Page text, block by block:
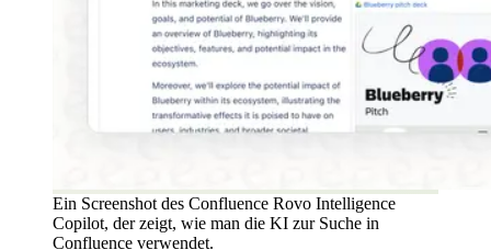
Ein Screenshot des Confluence Rovo Intelligence
Copilot, der zeigt, wie man die KI zur Suche in
Confluence verwendet.